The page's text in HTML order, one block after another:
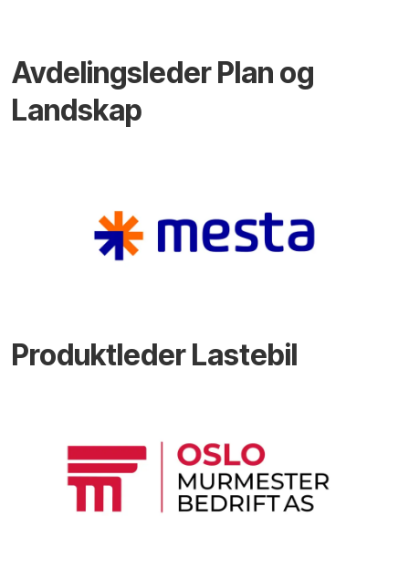
Avdelingsleder Plan og
Landskap
Produktleder Lastebil